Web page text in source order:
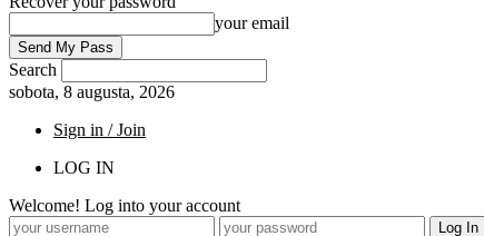
your email
Search
sobota, 8 augusta, 2026
Sign in / Join
LOG IN
Welcome! Log into your account